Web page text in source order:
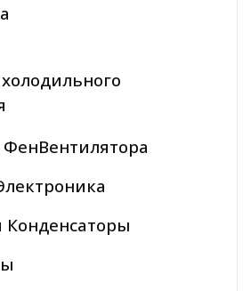
Конденсаторы